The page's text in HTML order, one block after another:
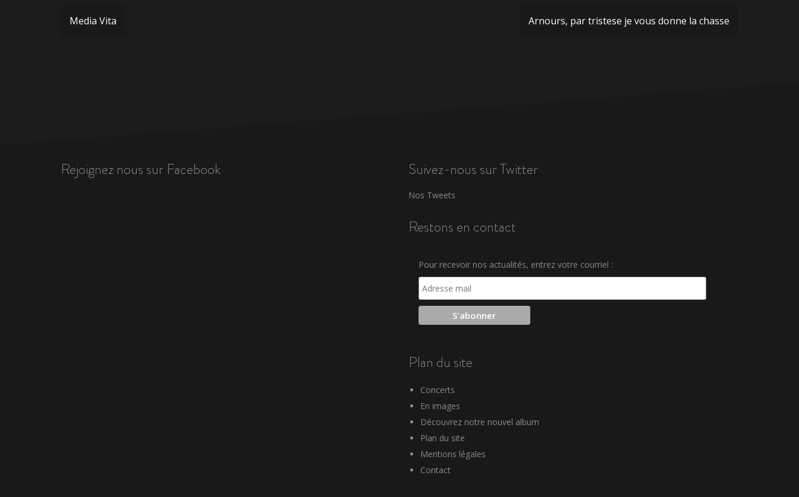
Navigation
Media Vita Arnours, par tristese je vous donne la chasse
Rejoignez nous sur Facebook Suivez-nous sur Twitter
Nos Tweets
Restons en contact
Pour recevoir nos actualités, entrez votre courriel :
Plan du site
Concerts
En images
Découvrez notre nouvel album
Plan du site
Mentions légales
Contact